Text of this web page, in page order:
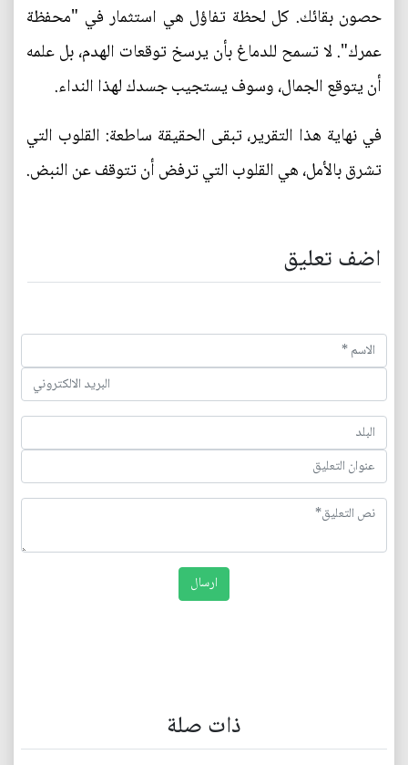
حصون بقائك. كل لحظة تفاؤل هي استثمار في "محفظة
عمرك". لا تسمح للدماغ بأن يرسخ توقعات الهدم، بل علمه
أن يتوقع الجمال، وسوف يستجيب جسدك لهذا النداء.
في نهاية هذا التقرير، تبقى الحقيقة ساطعة: القلوب التي
تشرق بالأمل، هي القلوب التي ترفض أن تتوقف عن النبض.
اضف تعليق
ذات صلة